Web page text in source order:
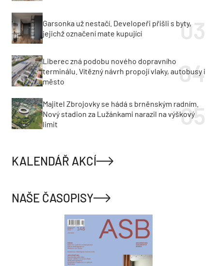
Garsonka už nestačí. Developeři přišli s byty,
jejichž označení mate kupující
Liberec zná podobu nového dopravního
terminálu. Vítězný návrh propojí vlaky, autobusy i
město
Majitel Zbrojovky se hádá s brněnským radním.
Nový stadion za Lužánkami narazil na výškový
limit
KALENDÁŘ AKCÍ
NAŠE ČASOPISY